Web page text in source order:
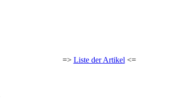
=> Liste der Artikel <=